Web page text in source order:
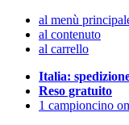
al menù
al contenuto
al carrello
Italia:
Reso gratuito
1 campioncino